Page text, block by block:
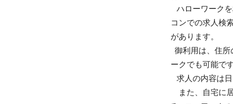
ハローワークを
コンでの求人検
があります。
御利用は、住所
ークでも可能です
求人の内容は日
また、自宅に居